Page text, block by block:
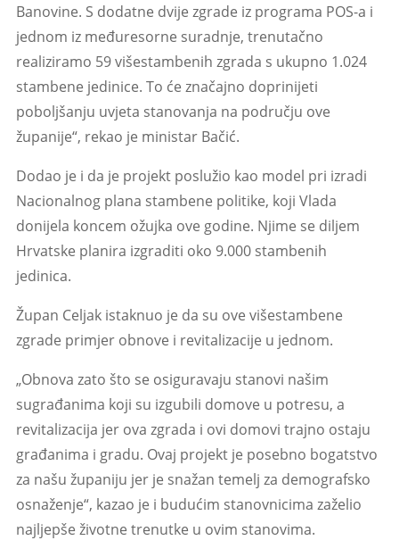
Banovine. S dodatne dvije zgrade iz programa POS-a i
jednom iz međuresorne suradnje, trenutačno
realiziramo 59 višestambenih zgrada s ukupno 1.024
stambene jedinice. To će značajno doprinijeti
poboljšanju uvjeta stanovanja na području ove
županije“, rekao je ministar Bačić.
Dodao je i da je projekt poslužio kao model pri izradi
Nacionalnog plana stambene politike, koji Vlada
donijela koncem ožujka ove godine. Njime se diljem
Hrvatske planira izgraditi oko 9.000 stambenih
jedinica.
Župan Celjak istaknuo je da su ove višestambene
zgrade primjer obnove i revitalizacije u jednom.
„Obnova zato što se osiguravaju stanovi našim
sugrađanima koji su izgubili domove u potresu, a
revitalizacija jer ova zgrada i ovi domovi trajno ostaju
građanima i gradu. Ovaj projekt je posebno bogatstvo
za našu županiju jer je snažan temelj za demografsko
osnaženje“, kazao je i budućim stanovnicima zaželio
najljepše životne trenutke u ovim stanovima.